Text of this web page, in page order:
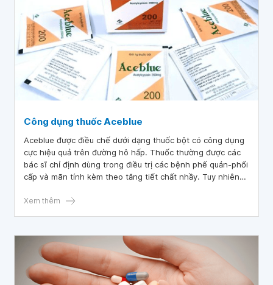
Công dụng thuốc Aceblue
Aceblue được điều chế dưới dạng thuốc bột có công dụng
cực hiệu quả trên đường hô hấp. Thuốc thường được các
bác sĩ chỉ định dùng trong điều trị các bệnh phế quản-phổi
cấp và mãn tính kèm theo tăng tiết chất nhầy. Tuy nhiên
100 và Aceblue 200.
Xem thêm